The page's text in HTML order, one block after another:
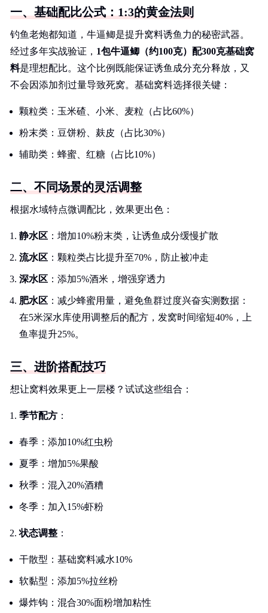
一、基础配比公式：1:3的黄金法则
钓鱼老炮都知道，牛逼鲫是提升窝料诱鱼力的秘密武器。
经过多年实战验证， 1包牛逼鲫（约100克）配300克基础窝
料是理想配比。这个比例既能保证诱鱼成分充分释放，又
不会因添加剂过量导致死窝。基础窝料选择很关键：
颗粒类：玉米碴、小米、麦粒（占比60%）
粉末类：豆饼粉、麸皮（占比30%）
辅助类：蜂蜜、红糖（占比10%）
二、不同场景的灵活调整
根据水域特点微调配比，效果更出色：
静水区 ：增加10%粉末类，让诱鱼成分缓慢扩散
流水区 ：颗粒类占比提升至70%，防止被冲走
深水区 ：添加5%酒米，增强穿透力
肥水区 ：减少蜂蜜用量，避免鱼群过度兴奋实测数据：
在5米深水库使用调整后的配方，发窝时间缩短40%，上
鱼率提升25%。
三、进阶搭配技巧
想让窝料效果更上一层楼？试试这些组合：
季节配方 ：
春季：添加10%红虫粉
夏季：增加5%果酸
秋季：混入20%酒糟
冬季：加入15%虾粉
状态调整 ：
干散型：基础窝料减水10%
软黏型：添加5%拉丝粉
爆炸钩：混合30%面粉增加粘性